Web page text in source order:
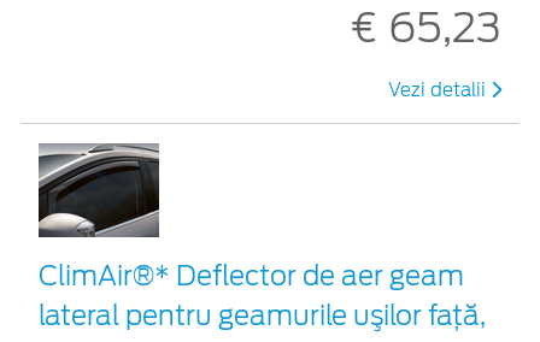
€ 65,23
Vezi detalii
ClimAir®* Deflector de aer geam
lateral pentru geamurile uşilor faţă,